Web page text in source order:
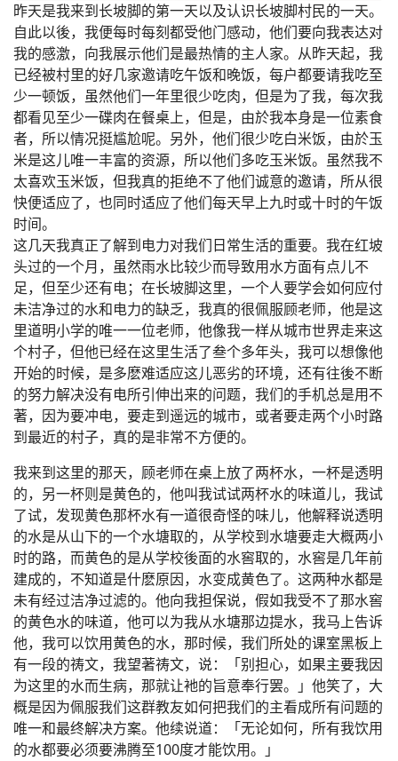
昨天是我来到长坡脚的第一天以及认识长坡脚村民的一天。
自此以後，我便每时每刻都受他门感动，他们要向我表达对
我的感激，向我展示他们是最热情的主人家。从昨天起，我
已经被村里的好几家邀请吃午饭和晚饭，每户都要请我吃至
少一顿饭，虽然他们一年里很少吃肉，但是为了我，每次我
都看见至少一碟肉在餐桌上，但是，由於我本身是一位素食
者，所以情况挺尴尬呢。另外，他们很少吃白米饭，由於玉
米是这儿唯一丰富的资源，所以他们多吃玉米饭。虽然我不
太喜欢玉米饭，但我真的拒绝不了他们诚意的邀请，所从很
快便适应了，也同时适应了他们每天早上九时或十时的午饭
时间。
这几天我真正了解到电力对我们日常生活的重要。我在红坡
头过的一个月，虽然雨水比较少而导致用水方面有点儿不
足，但至少还有电；在长坡脚这里，一个人要学会如何应付
未洁净过的水和电力的缺乏，我真的很佩服顾老师，他是这
里道明小学的唯一一位老师，他像我一样从城市世界走来这
个村子，但他已经在这里生活了叁个多年头，我可以想像他
开始的时候，是多麽难适应这儿恶劣的环境，还有往後不断
的努力解决没有电所引伸出来的问题，我们的手机总是用不
著，因为要冲电，要走到遥远的城市，或者要走两个小时路
到最近的村子，真的是非常不方便的。
我来到这里的那天，顾老师在桌上放了两杯水，一杯是透明
的，另一杯则是黄色的，他叫我试试两杯水的味道儿，我试
了试，发现黄色那杯水有一道很奇怪的味儿，他解释说透明
的水是从山下的一个水塘取的，从学校到水塘要走大概两小
时的路，而黄色的是从学校後面的水窖取的，水窖是几年前
建成的，不知道是什麽原因，水变成黄色了。这两种水都是
未有经过洁净过滤的。他向我担保说，假如我受不了那水窖
的黄色水的味道，他可以为我从水塘那边提水，我马上告诉
他，我可以饮用黄色的水，那时候，我们所处的课室黑板上
有一段的祷文，我望著祷文，说：「别担心，如果主要我因
为这里的水而生病，那就让衪的旨意奉行罢。」他笑了，大
概是因为佩服我们这群教友如何把我们的主看成所有问题的
唯一和最终解决方案。他续说道：「无论如何，所有我饮用
的水都要必须要沸腾至100度才能饮用。」